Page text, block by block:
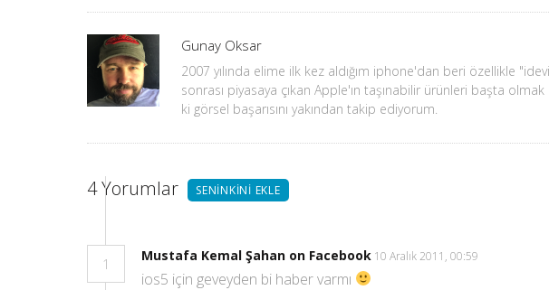
Yazar
Gunay Oksar
2007 yılında elime ilk kez aldığım iphone'dan beri özellikle
sonrası piyasaya çıkan Apple'ın taşınabilir ürünleri başta
ki görsel başarısını yakından takip ediyorum.
4Yorumlar SENINKINI EKLE
1
Mustafa Kemal Şahan on Facebook 10 Aralık 2011, 00:59
ios5 için geveyden bi haber varmı